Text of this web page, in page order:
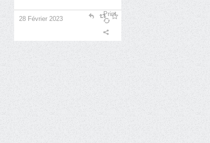
28 Février 2023
Print